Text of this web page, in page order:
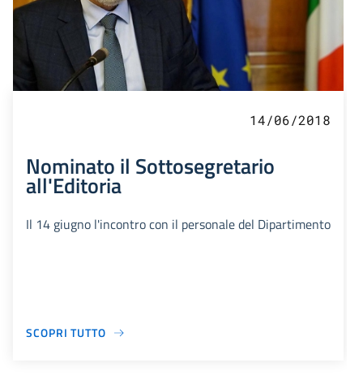
14/06/2018
Nominato il Sottosegretario
all'Editoria
Il 14 giugno l'incontro con il personale del Dipartimento
SCOPRI TUTTO